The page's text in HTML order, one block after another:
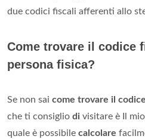
due codici fiscali afferenti allo
Come trovare il codice
persona fisica?
Se non sai come trovare il
che ti consiglio di visitare è Il mio
quale è possibile calcolare